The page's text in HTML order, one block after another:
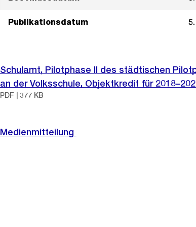
Publikationsdatum
Schulamt, Pilotphase II des städtischen
an der Volksschule, Objektkredit für
PDF | 377 KB
Medienmitteilung